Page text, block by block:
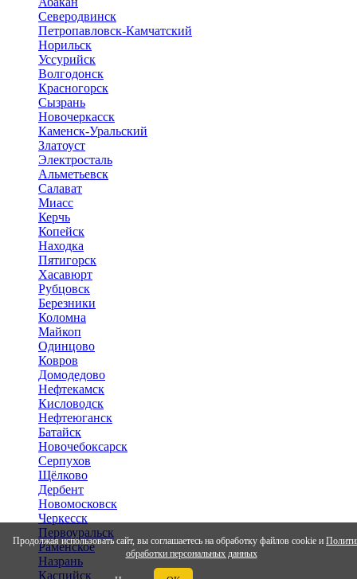
Продолжая использовать сайт, вы соглашаетесь на обработку файлов cookie и
обработки персональных данных
Северодвинск
Петропавловск-Камчатский
Норильск
Уссурийск
Волгодонск
Красногорск
Сызрань
Новочеркасск
Каменск-Уральский
Златоуст
Электросталь
Альметьевск
Салават
Миасс
Керчь
Копейск
Находка
Пятигорск
Хасавюрт
Рубцовск
Березники
Коломна
Майкоп
Одинцово
Ковров
Домодедово
Нефтекамск
Кисловодск
Нефтеюганск
Батайск
Новочебоксарск
Серпухов
Щёлково
Дербент
Новомосковск
Черкесск
Первоуральск
Раменское
Назрань
Каспийск